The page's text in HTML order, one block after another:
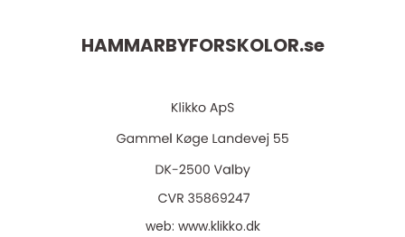
HAMMARBYFORSKOLOR.se
web: www.klikko.dk